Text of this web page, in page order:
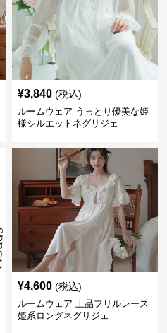
¥3,840 (税込)
ルームウェア うっとり優美な姫
様シルエットネグリジェ
¥4,600 (税込)
ルームウェア 上品フリルレース
姫系ロングネグリジェ